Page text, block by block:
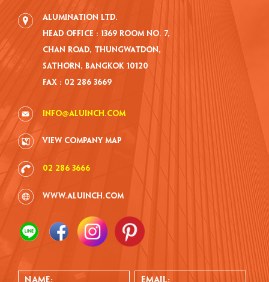
Alumination Ltd.
Head Office : 1369 Room No. 7,
Chan road, Thungwatdon,
Sathorn, Bangkok 10120
Fax : 02 286 3669
info@aluinch.com
VIEW COMPANY MAP
02 286 3666
www.aluinch.com